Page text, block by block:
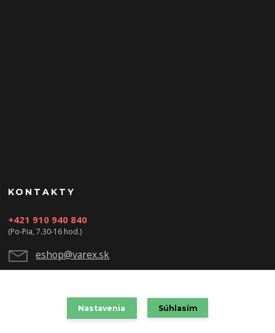
KONTAKTY
+421 910 940 840
(Po-Pia, 7.30-16 hod.)
eshop@varex.sk
Nastavenia Súhlasím